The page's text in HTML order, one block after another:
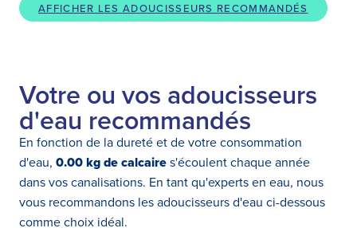
AFFICHER LES ADOUCISSEURS RECOMMANDÉS
Votre ou vos adoucisseurs
d'eau recommandés
En fonction de la dureté et de votre consommation
d'eau, 0.00 kg de calcaires'écoulent chaque année
dans vos canalisations. En tant qu'experts en eau, nous
vous recommandons les adoucisseurs d'eau ci-dessous
comme choix idéal.